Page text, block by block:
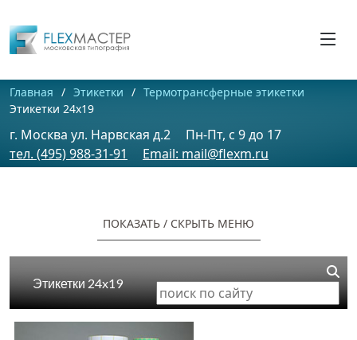
Главная Этикетки
Термотрансферные этикетки
Этикетки 24x19
г. Москва ул. Нарвская д.2
Пн-Пт, c 9 до 17
тел. (495) 988-31-91
Email: mail@flexm.ru
ПОКАЗАТЬ / CКРЫТЬ МЕНЮ
Этикетки 24x19